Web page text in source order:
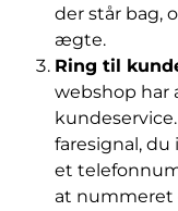
der står bag,
ægte.
Ring til
webshop har
faresignal, du
et
at nummeret